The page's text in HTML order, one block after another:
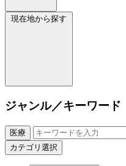
現在地から探す
ジャンル／キーワード
医療
カテゴリ選択